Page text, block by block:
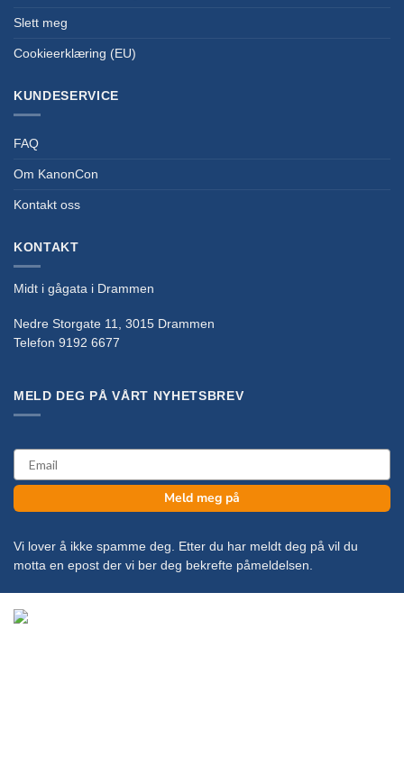
Slett meg
Cookieerklæring (EU)
KUNDESERVICE
FAQ
Om KanonCon
Kontakt oss
KONTAKT
Midt i gågata i Drammen
Nedre Storgate 11, 3015 Drammen
Telefon 9192 6677
MELD DEG PÅ VÅRT NYHETSBREV
email
Meld meg på
Vi lover å ikke spamme deg. Etter du har meldt deg på vil du
motta en epost der vi ber deg bekrefte påmeldelsen.